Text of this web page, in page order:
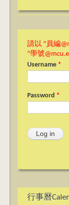
請以 "員編
"學號
Username *
Password *
行事曆